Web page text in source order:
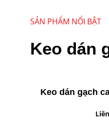
SẢN PHẨM NỔI BẬT
Keo dán
Keo dán gạch